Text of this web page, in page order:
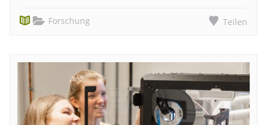
Forschung Teilen